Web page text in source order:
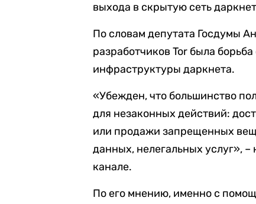
выхода в скрытую сеть
По словам депутата Госдумы
разработчиков Tor была
инфраструктуры даркнета.
«Убежден, что большинство
для незаконных действий:
или продажи запрещенных
данных, нелегальных услуг»,
канале.
По его мнению, именно с